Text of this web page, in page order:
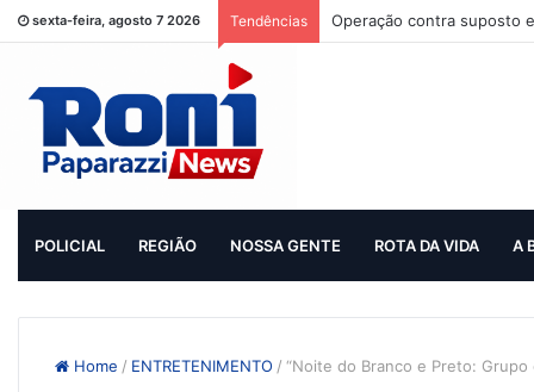
sexta-feira, agosto 7 2026 Tendências Operação contra suposto
POLICIAL REGIÃO NOSSA GENTE ROTA DA VIDA A
Home / ENTRETENIMENTO / “Noite do Branco e Preto: